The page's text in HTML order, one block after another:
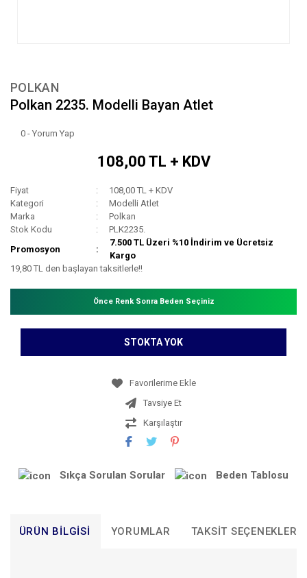
POLKAN
Polkan 2235. Modelli Bayan Atlet
0 - Yorum Yap
108,00 TL + KDV
Fiyat
108,00 TL + KDV
Kategori
Modelli Atlet
Marka
Polkan
Stok Kodu
PLK2235.
Promosyon
7.500 TL Üzeri %10 İndirim ve Ücretsiz
Kargo
19,80 TL den başlayan taksitlerle!!
Önce Renk Sonra Beden Seçiniz
STOKTA YOK
Tavsiye Et
Karşılaştır
Sıkça Sorulan Sorular Beden Tablosu
ÜRÜN BILGISI YORUMLAR TAKSIT SEÇENEKLERI